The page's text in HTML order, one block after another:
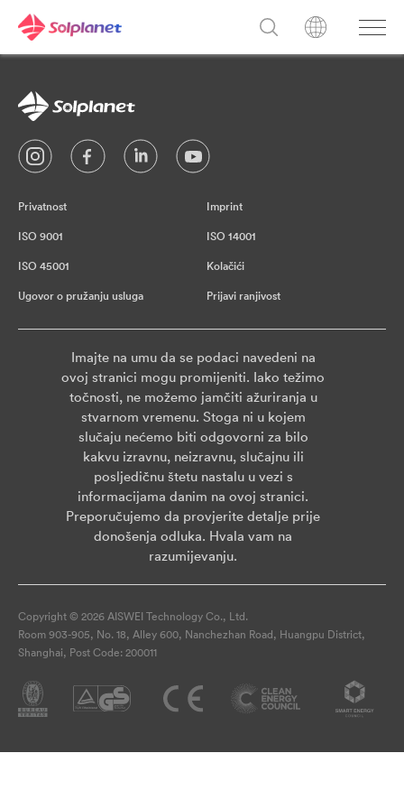
Privatnost Imprint
ISO 9001 ISO 14001
ISO 45001 Kolačići
Ugovor o pružanju usluga Prijavi ranjivost
Imajte na umu da se podaci navedeni na
ovoj stranici mogu promijeniti. Iako težimo
točnosti, ne možemo jamčiti ažuriranja u
stvarnom vremenu. Stoga ni u kojem
slučaju nećemo biti odgovorni za bilo
kakvu izravnu, neizravnu, slučajnu ili
posljedičnu štetu nastalu u vezi s
informacijama danim na ovoj stranici.
Preporučujemo da provjerite detalje prije
donošenja odluka. Hvala vam na
razumijevanju.
Copyright © 2026 AISWEI Technology Co., Ltd.
Room 903-905, No. 18, Alley 600, Nanchezhan Road, Huangpu District,
Shanghai, Post Code: 200011